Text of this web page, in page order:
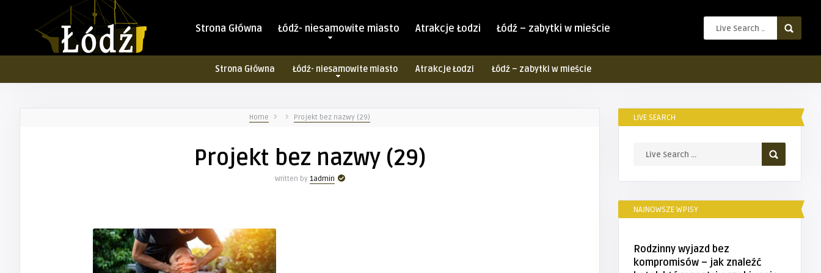
Strona Główna Łódź- niesamowite miasto Atrakcje Łodzi Łódź – zabytki w mieście
Strona Główna Łódź- niesamowite miasto Atrakcje Łodzi Łódź – zabytki w mieście
Home Projekt bez nazwy (29)
Projekt bez nazwy (29)
Written by 1admin
LIVE SEARCH
NAJNOWSZE WPISY
Rodzinny wyjazd bez
kompromisów – jak znaleźć